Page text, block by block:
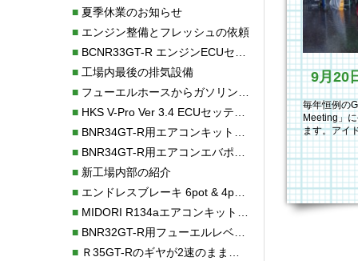
毎年恒例の
Meeting」
ます。アイ
地よい低音
■夏季休業のお知らせ
■エンジン整備とフレッシュの依頼
■BCNR33GT-R エンジンECUセッティング調整
■工場内最後の排気設備
■フューエルホースからガソリン漏れ
■HKS V-Pro Ver 3.4 ECUセッティング
■BNR34GT-R用エアコンキット新発売！！
■BNR34GT-R用エアコンエバポレーターを新発売！！
■新工場内部の紹介
■エンドレスブレーキ 6pot & 4potオーバーホール
■MIDORI R134aエアコンキットタイプⅡ取り付け
■BNR32GT-R用フューエルレベルセンサー新発売！！
■Ｒ35GT-Rのギヤが2速のまま変速しない！！